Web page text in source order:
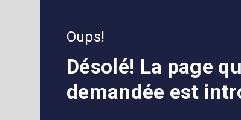
Oups!
Désolé! La page
demandée est